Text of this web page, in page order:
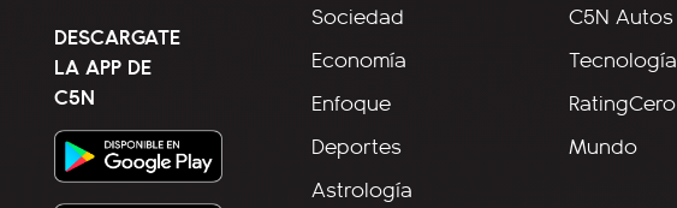
DESCARGATE
LA APP DE
C5N
Sociedad
Economía
Enfoque
Deportes
Astrología
C5N Autos
Tecnología
RatingCero
Mundo